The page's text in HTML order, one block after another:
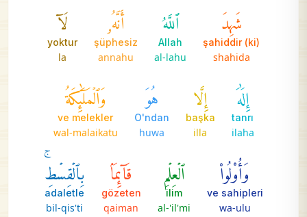
شَهِدَ
şahiddir (ki)
shahida
ٱللَّهُ
Allah
al-lahu
أَنَّهُۥ
şüphesiz
annahu
لَآ
yoktur
la
إِلَٰهَ
tanrı
ilaha
إِلَّا
başka
illa
هُوَ
O'ndan
huwa
وَٱلۡمَلَٰٓئِكَةُ
ve melekler
wal-malaikatu
وَأُوْلُواْ
ve sahipleri
wa-ulu
ٱلۡعِلۡمِ
ilim
al-'il'mi
قَآئِمَۢا
gözeten
qaiman
بِٱلۡقِسۡطِۚ
adaletle
bil-qis'ti